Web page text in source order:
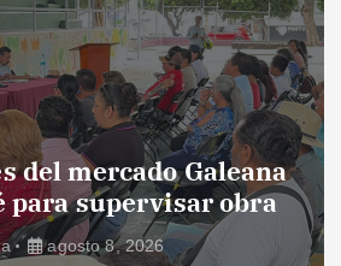
del mercado Galeana
para supervisar obra
agosto 8, 2026